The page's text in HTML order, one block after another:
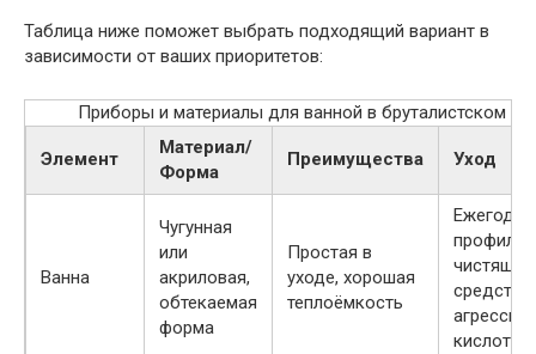
Таблица ниже поможет выбрать подходящий вариант в
зависимости от ваших приоритетов:
Приборы и материалы для ванной в бруталистском
Элемент
Материал/
Форма
Преимущества Уход
Ванна
Чугунная
или
акриловая,
обтекаемая
форма
Простая в
уходе, хорошая
теплоёмкость
чистящие
средства
кислот